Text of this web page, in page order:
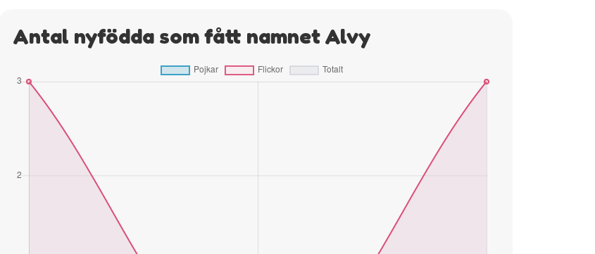
Antal nyfödda som fått namnet Alvy